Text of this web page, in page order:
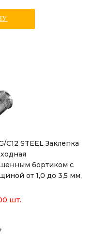
C12 STEEL Заклепка
бортиком с
от 1,0 до 3,5 мм,
шт.